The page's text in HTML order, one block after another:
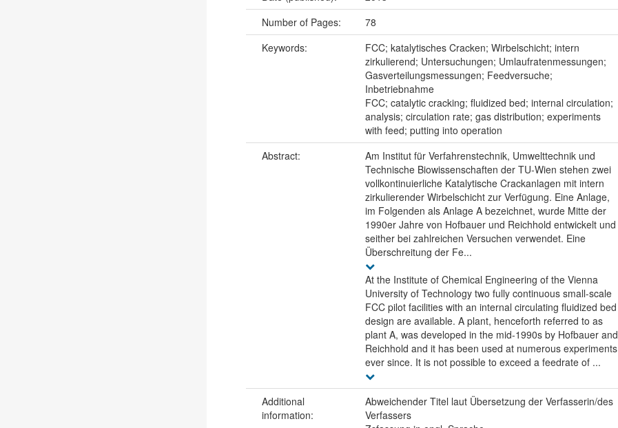
Number of Pages:
78
Keywords:
FCC; katalytisches Cracken; Wirbelschicht; intern
zirkulierend; Untersuchungen; Umlaufratenmessungen;
Gasverteilungsmessungen; Feedversuche;
Inbetriebnahme
FCC; catalytic cracking; fluidized bed; internal circulation;
analysis; circulation rate; gas distribution; experiments
with feed; putting into operation
Abstract:
Am Institut für Verfahrenstechnik, Umwelttechnik und
Technische Biowissenschaften der TU-Wien stehen zwei
vollkontinuierliche Katalytische Crackanlagen mit intern
zirkulierender Wirbelschicht zur Verfügung. Eine Anlage,
im Folgenden als Anlage A bezeichnet, wurde Mitte der
1990er Jahre von Hofbauer und Reichhold entwickelt und
seither bei zahlreichen Versuchen verwendet. Eine
Überschreitung der Fe...
At the Institute of Chemical Engineering of the Vienna
University of Technology two fully continuous small-scale
FCC pilot facilities with an internal circulating fluidized bed
design are available. A plant, henceforth referred to as
plant A, was developed in the mid-1990s by Hofbauer and
Reichhold and it has been used at numerous experiments
ever since. It is not possible to exceed a feedrate of ...
Additional
information:
Abweichender Titel laut Übersetzung der Verfasserin/des
Verfassers